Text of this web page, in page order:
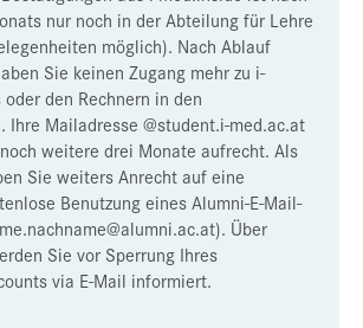
nur noch in der Abteilung für Lehre
möglich). Nach Ablauf
Sie keinen Zugang mehr zu i-
den Rechnern in den
Ihre Mailadresse @student.i-med.ac.at
weitere drei Monate aufrecht. Als
Sie weiters Anrecht auf eine
Benutzung eines Alumni-E-Mail-
Über
Sie vor Sperrung Ihres
via E-Mail informiert.